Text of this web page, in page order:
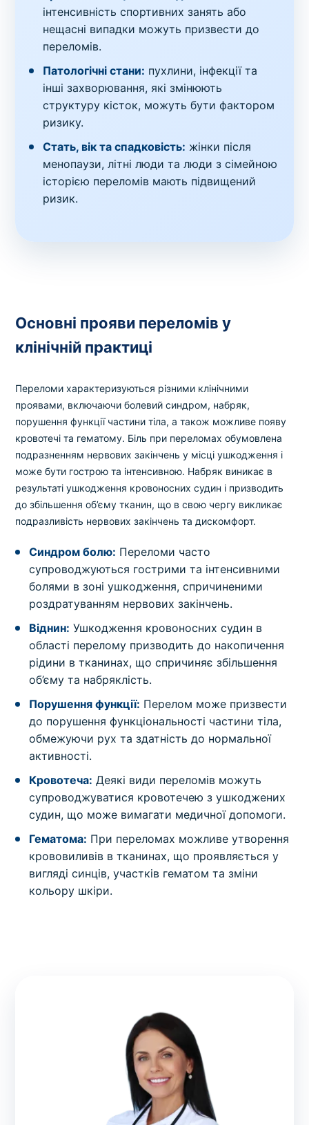
інтенсивність спортивних занять або
нещасні випадки можуть призвести до
переломів.
Патологічні стани: пухлини, інфекції та
інші захворювання, які змінюють
структуру кісток, можуть бути фактором
ризику.
Стать, вік та спадковість: жінки після
менопаузи, літні люди та люди з сімейною
історією переломів мають підвищений
ризик.
Основні прояви переломів у
клінічній практиці
Переломи характеризуються різними клінічними
проявами, включаючи болевий синдром, набряк,
порушення функції частини тіла, а також можливе появу
кровотечі та гематому. Біль при переломах обумовлена
подразненням нервових закінчень у місці ушкодження і
може бути гострою та інтенсивною. Набряк виникає в
результаті ушкодження кровоносних судин і призводить
до збільшення об’єму тканин, що в свою чергу викликає
подразливість нервових закінчень та дискомфорт.
Синдром болю: Переломи часто
супроводжуються гострими та інтенсивними
болями в зоні ушкодження, спричиненими
роздратуванням нервових закінчень.
Віднин: Ушкодження кровоносних судин в
області перелому призводить до накопичення
рідини в тканинах, що спричиняє збільшення
об’єму та набряклість.
Порушення функції: Перелом може призвести
до порушення функціональності частини тіла,
обмежуючи рух та здатність до нормальної
активності.
Кровотеча: Деякі види переломів можуть
супроводжуватися кровотечею з ушкоджених
судин, що може вимагати медичної допомоги.
Гематома: При переломах можливе утворення
крововиливів в тканинах, що проявляється у
вигляді синців, участків гематом та зміни
кольору шкіри.